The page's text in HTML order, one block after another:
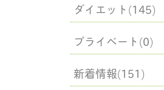
ダイエット(145)
プライベート(0)
新着情報(151)